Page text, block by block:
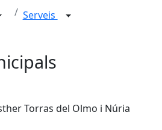
Serveis
Torras del Olmo i Núria